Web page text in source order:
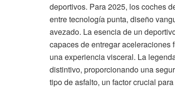
deportivos. Para 2025, los coches
entre tecnología punta, diseño
avezado. La esencia de un
capaces de entregar aceleraciones
una experiencia visceral. La
distintivo, proporcionando una
tipo de asfalto, un factor crucial